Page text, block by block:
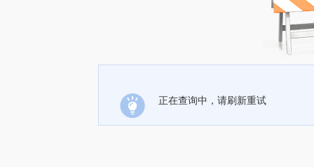
正在查询中，请刷新重试